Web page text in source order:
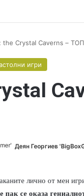
the Crystal Caverns – ТОП
игри
Деян Георгиев
лично от мен
пак се оказа